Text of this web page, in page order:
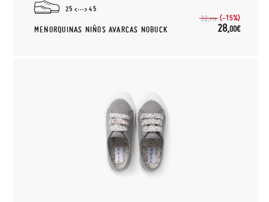
25 45
MENORQUINAS NIÑOS AVARCAS NOBUCK
32,95€ (-15%)
28,00€